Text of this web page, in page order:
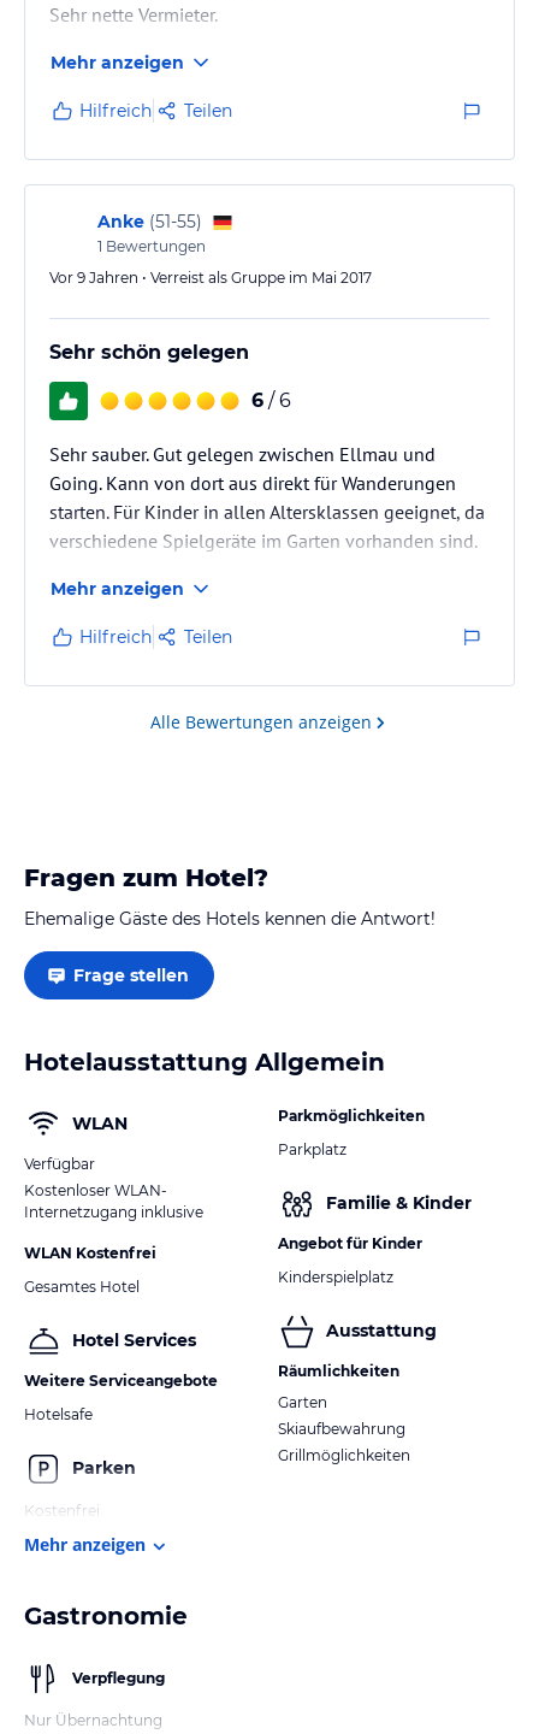
Sehr nette Vermieter.
Mehr anzeigen
Hilfreich Teilen
Anke (51-55)
1 Bewertungen
Vor 9 Jahren • Verreist als Gruppe im Mai 2017
Sehr schön gelegen
6 / 6
Sehr sauber. Gut gelegen zwischen Ellmau und
Going. Kann von dort aus direkt für Wanderungen
starten. Für Kinder in allen Altersklassen geeignet, da
verschiedene Spielgeräte im Garten vorhanden sind.
Mehr anzeigen
Hilfreich Teilen
Alle Bewertungen anzeigen
Fragen zum Hotel?
Ehemalige Gäste des Hotels kennen die Antwort!
Frage stellen
Hotelausstattung Allgemein
WLAN
Verfügbar
Kostenloser WLAN-
Internetzugang inklusive
WLAN Kostenfrei
Gesamtes Hotel
Hotel Services
Weitere Serviceangebote
Hotelsafe
Parken
Kostenfrei
Parkmöglichkeiten
Parkplatz
Familie & Kinder
Angebot für Kinder
Kinderspielplatz
Ausstattung
Räumlichkeiten
Garten
Skiaufbewahrung
Grillmöglichkeiten
Mehr anzeigen
Gastronomie
Verpflegung
Nur Übernachtung